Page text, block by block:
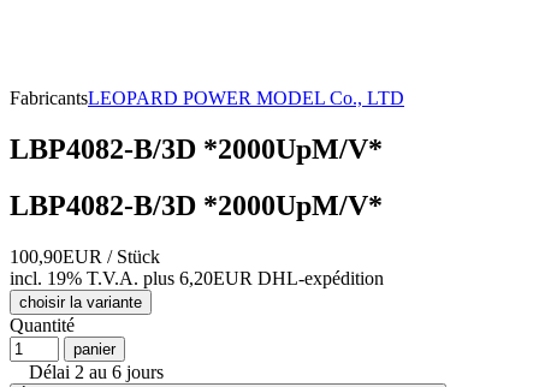
FabricantsLEOPARD POWER MODEL Co., LTD
LBP4082-B/3D *2000UpM/V*
LBP4082-B/3D *2000UpM/V*
100,90EUR / Stück
incl. 19% T.V.A. plus 6,20EUR DHL-expédition
choisir la variante
Quantité
panier
Délai 2 au 6 jours